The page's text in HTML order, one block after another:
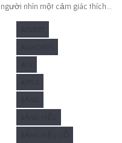
người nhìn một cảm giác thích...
ADVERT
ADWORDS
ALU
APPLE